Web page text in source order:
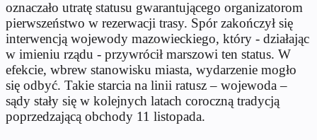
oznaczało utratę statusu gwarantującego organizatorom
pierwszeństwo w rezerwacji trasy. Spór zakończył się
interwencją wojewody mazowieckiego, który - działając
w imieniu rządu - przywrócił marszowi ten status. W
efekcie, wbrew stanowisku miasta, wydarzenie mogło
się odbyć. Takie starcia na linii ratusz – wojewoda –
sądy stały się w kolejnych latach coroczną tradycją
poprzedzającą obchody 11 listopada.